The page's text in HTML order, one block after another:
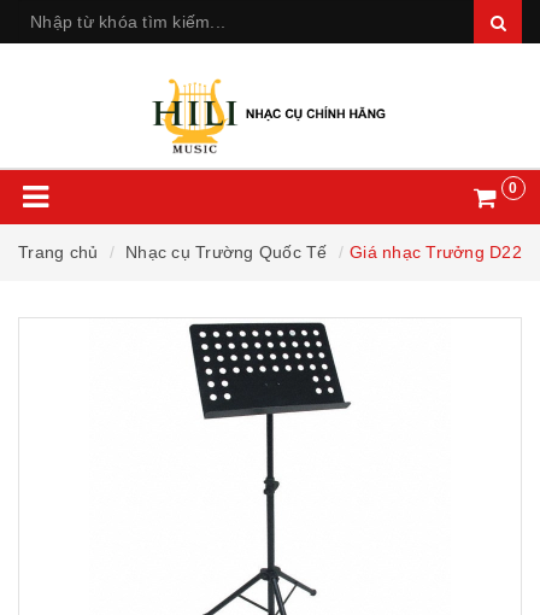
0
Trang chủ Nhạc cụ Trường Quốc Tế Giá nhạc Trưởng D22